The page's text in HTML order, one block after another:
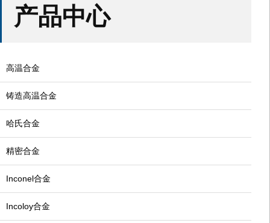
产品中心
高温合金
铸造高温合金
哈氏合金
精密合金
Inconel合金
Incoloy合金